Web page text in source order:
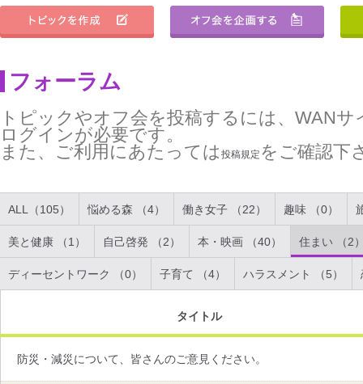
フォーラム
トピックやオフ会を投稿するには、WAN
ログインが必要です。
また、ご利用にあたっては 投稿規定 をご確認下
ALL（105） 悩める森 （4） 働き女子 （22） 趣味 （0）
美と健康 （1） 自己啓発 （2） 本・映画 （40） 住まい （2
ディーセントワーク （0） 子育て （4） ハラスメント （5）
タイトル
防災・減災について、皆さんのご意見ください。